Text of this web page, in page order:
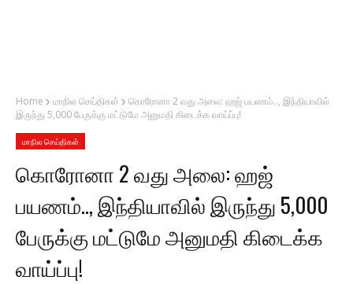
Home மாநில செய்திகள்
கொரோனா 2 வது அலை: ஹஜ் பயணம்.., இந்தியாவில்
இருந்து 5,000 பேருக்கு மட்டுமே அனுமதி கிடைக்க வாய்ப்பு!
மாநில செய்திகள்
கொரோனா 2 வது அலை: ஹஜ்
பயணம்.., இந்தியாவில் இருந்து 5,000
பேருக்கு மட்டுமே அனுமதி கிடைக்க
வாய்ப்பு!